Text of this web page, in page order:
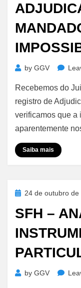
by GGV
Recebemos do
registro de
verificamos que a
aparentemente
Saiba mais
Posted24 de outubro de
SFH –
by GGV